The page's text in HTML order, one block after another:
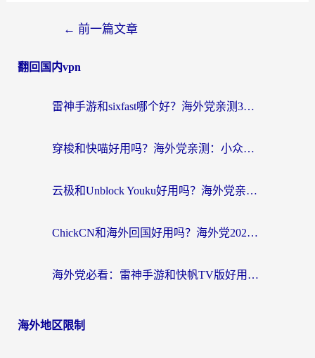
← 前一篇文章
翻回国内vpn
雷神手游和sixfast哪个好？海外党亲测3款回国加速器，教你选对不踩坑
穿梭和快喵好用吗？海外党亲测：小众加速器对比+番茄加速器深度体验
云极和Unblock Youku好用吗？海外党亲测+2026回国加速器避坑指南
ChickCN和海外回国好用吗？海外党2026亲测：从手游到影音，选对加速器的3个关键
海外党必看：雷神手游和快帆TV版好用吗？3步选对回国加速器不踩坑
海外地区限制